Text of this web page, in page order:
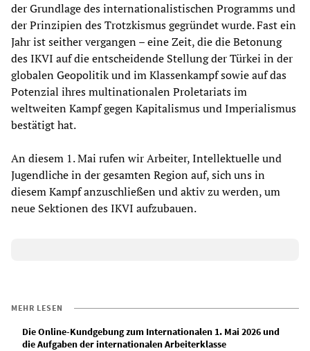
der Grundlage des internationalistischen Programms und
der Prinzipien des Trotzkismus gegründet wurde. Fast ein
Jahr ist seither vergangen – eine Zeit, die die Betonung
des IKVI auf die entscheidende Stellung der Türkei in der
globalen Geopolitik und im Klassenkampf sowie auf das
Potenzial ihres multinationalen Proletariats im
weltweiten Kampf gegen Kapitalismus und Imperialismus
bestätigt hat.
An diesem 1. Mai rufen wir Arbeiter, Intellektuelle und
Jugendliche in der gesamten Region auf, sich uns in
diesem Kampf anzuschließen und aktiv zu werden, um
neue Sektionen des IKVI aufzubauen.
MEHR LESEN
Die Online-Kundgebung zum Internationalen 1. Mai 2026 und
die Aufgaben der internationalen Arbeiterklasse